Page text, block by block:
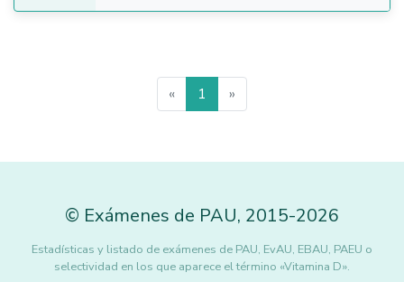
« 1 »
© Exámenes de PAU, 2015-2026
Estadísticas y listado de exámenes de PAU, EvAU, EBAU, PAEU o
selectividad en los que aparece el término «Vitamina D».